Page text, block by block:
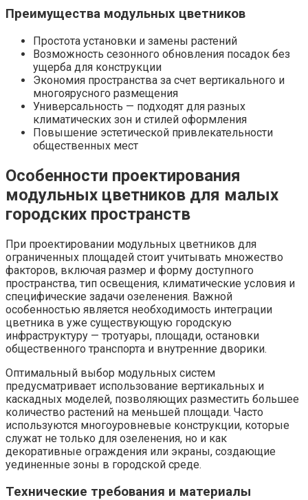
Преимущества модульных цветников
Простота установки и замены растений
Возможность сезонного обновления посадок без
ущерба для конструкции
Экономия пространства за счет вертикального и
многоярусного размещения
Универсальность — подходят для разных
климатических зон и стилей оформления
Повышение эстетической привлекательности
общественных мест
Особенности проектирования
модульных цветников для малых
городских пространств
При проектировании модульных цветников для
ограниченных площадей стоит учитывать множество
факторов, включая размер и форму доступного
пространства, тип освещения, климатические условия и
специфические задачи озеленения. Важной
особенностью является необходимость интеграции
цветника в уже существующую городскую
инфраструктуру — тротуары, площади, остановки
общественного транспорта и внутренние дворики.
Оптимальный выбор модульных систем
предусматривает использование вертикальных и
каскадных моделей, позволяющих разместить большее
количество растений на меньшей площади. Часто
используются многоуровневые конструкции, которые
служат не только для озеленения, но и как
декоративные ограждения или экраны, создающие
уединенные зоны в городской среде.
Технические требования и материалы